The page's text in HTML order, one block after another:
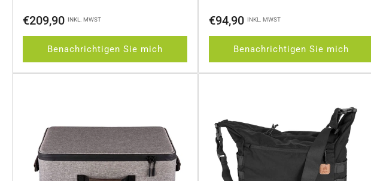
Normaler
€209,90 INKL. MWST
Benachrichtigen Sie mich
Normaler
€94,90 INKL. MWST
Benachrichtigen Sie mich